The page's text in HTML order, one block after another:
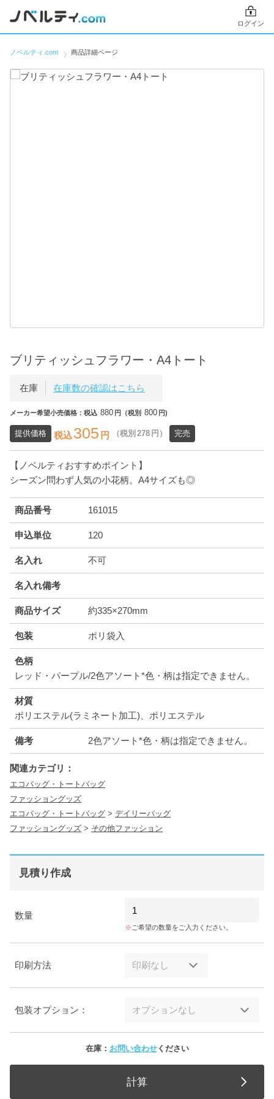
ログイン
ノベルティ.com 商品詳細ページ
ブリティッシュフラワー・A4トート
在庫 在庫数の確認はこちら
メーカー希望小売価格：税込 880 円（税別 800 円)
提供価格 税込305 円 （税別 278 円） 完売
【ノベルティおすすめポイント】
シーズン問わず人気の小花柄。A4サイズも◎
商品番号 161015
申込単位 120
名入れ 不可
名入れ備考
商品サイズ 約335×270mm
包装 ポリ袋入
色柄
レッド・パープル/2色アソート*色・柄は指定できません。
材質
ポリエステル(ラミネート加工)、ポリエステル
備考 2色アソート*色・柄は指定できません。
関連カテゴリ：
エコバッグ・トートバッグ
ファッショングッズ
エコバッグ・トートバッグ > デイリーバッグ
ファッショングッズ > その他ファッション
見積り作成
数量
ご希望の数量をご入力ください。
印刷方法
包装オプション：
在庫： お問い合わせください
計算